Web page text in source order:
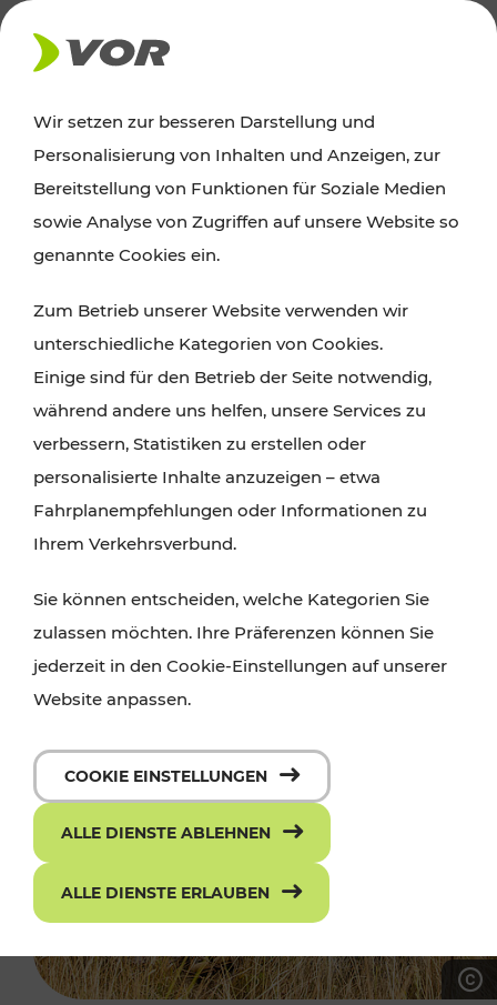
AKTUELLES
Ausflugstipps
Wien, Niederösterreich und das Burgenland
Wanderungen, Kultur und Gastronomie,
Radtouren oder purer Naturgenuss – viele
Attraktionen sind mit den Ticket- und Fahrplan-
Angeboten des VOR gut und schnell erreichbar.
Wir setzen zur besseren Darstellung und
Personalisierung von Inhalten und Anzeigen, zur
Bereitstellung von Funktionen für Soziale Medien
sowie Analyse von Zugriffen auf unsere Website so
genannte Cookies ein.
Zum Betrieb unserer Website verwenden wir
unterschiedliche Kategorien von Cookies.
Einige sind für den Betrieb der Seite notwendig,
während andere uns helfen, unsere Services zu
verbessern, Statistiken zu erstellen oder
personalisierte Inhalte anzuzeigen – etwa
Fahrplanempfehlungen oder Informationen zu
Ihrem Verkehrsverbund.
Sie können entscheiden, welche Kategorien Sie
zulassen möchten. Ihre Präferenzen können Sie
jederzeit in den Cookie-Einstellungen auf unserer
Website anpassen.
COOKIE EINSTELLUNGEN
ALLE DIENSTE ABLEHNEN
ALLE DIENSTE ERLAUBEN